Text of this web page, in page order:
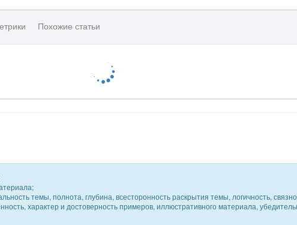
Похожие статьи
темы, полнота, глубина, всесторонность раскрытия темы, логичность,
характер и достоверность примеров, иллюстративного материала,